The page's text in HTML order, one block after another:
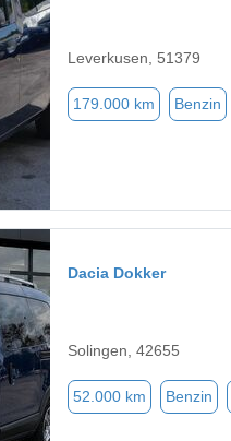
Leverkusen, 51379
179.000 km Benzin
Dacia Dokker
Solingen, 42655
52.000 km Benzin